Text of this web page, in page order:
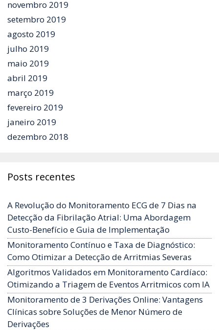
novembro 2019
setembro 2019
agosto 2019
julho 2019
maio 2019
abril 2019
março 2019
fevereiro 2019
janeiro 2019
dezembro 2018
Posts recentes
A Revolução do Monitoramento ECG de 7 Dias na
Detecção da Fibrilação Atrial: Uma Abordagem
Custo-Benefício e Guia de Implementação
Monitoramento Contínuo e Taxa de Diagnóstico:
Como Otimizar a Detecção de Arritmias Severas
Algoritmos Validados em Monitoramento Cardíaco:
Otimizando a Triagem de Eventos Arritmicos com IA
Monitoramento de 3 Derivações Online: Vantagens
Clínicas sobre Soluções de Menor Número de
Derivações